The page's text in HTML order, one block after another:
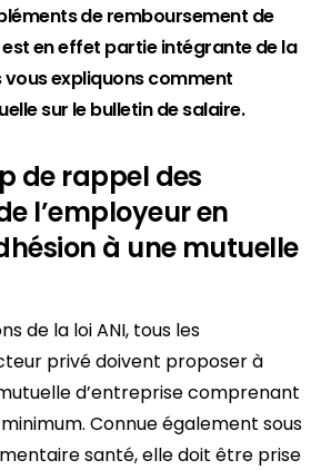
de remboursement de
est en effet partie intégrante de la
vous expliquons comment
sur le bulletin de salaire.
de rappel des
l’employeur en
à une mutuelle
de la loi ANI, tous les
privé doivent proposer à
d’entreprise comprenant
Connue également sous
santé, elle doit être prise